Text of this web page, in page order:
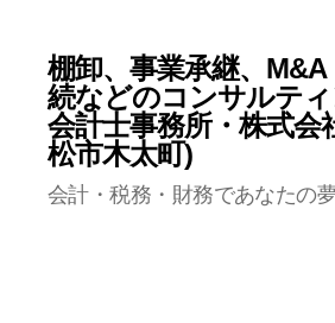
棚卸、事業承継、
続などのコンサルテ
会計士事務所・株式会
松市木太町)
会計・税務・財務であなたの